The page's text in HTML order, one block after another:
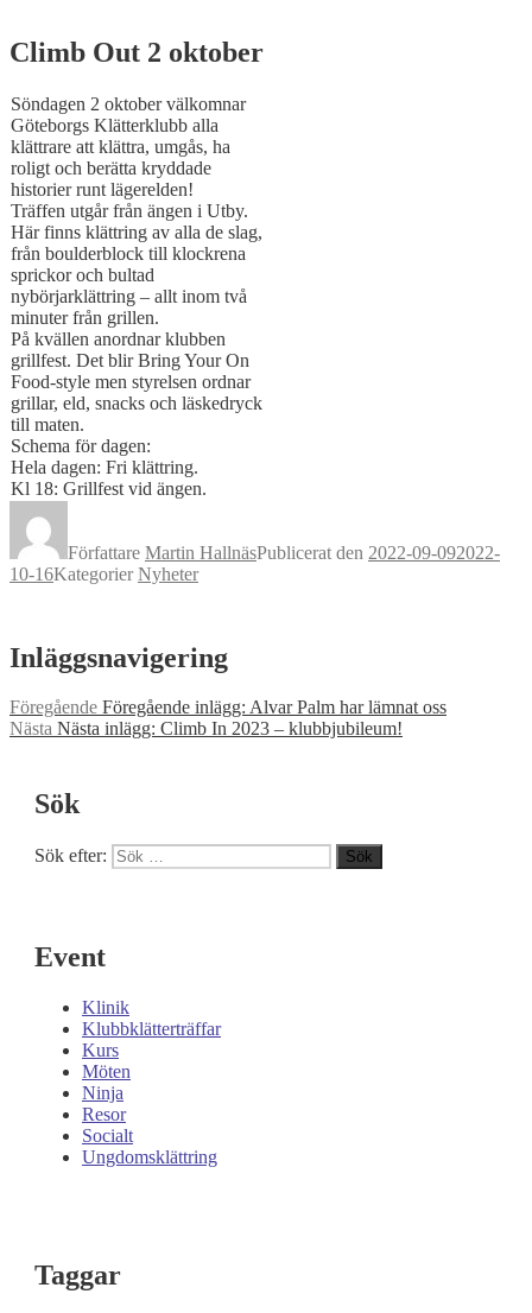
Climb Out 2 oktober
Söndagen 2 oktober välkomnar
Göteborgs Klätterklubb alla
klättrare att klättra, umgås, ha
roligt och berätta kryddade
historier runt lägerelden!
Träffen utgår från ängen i Utby.
Här finns klättring av alla de slag,
från boulderblock till klockrena
sprickor och bultad
nybörjarklättring – allt inom två
minuter från grillen.
På kvällen anordnar klubben
grillfest. Det blir Bring Your On
Food-style men styrelsen ordnar
grillar, eld, snacks och läskedryck
till maten.
Schema för dagen:
Hela dagen: Fri klättring.
Kl 18: Grillfest vid ängen.
Författare Martin HallnäsPublicerat den 2022-09-092022-
10-16KategorierNyheter
Inläggsnavigering
Föregående Föregående inlägg: Alvar Palm har lämnat oss
Nästa Nästa inlägg: Climb In 2023 – klubbjubileum!
Sök
Sök efter: Sök
Event
Klinik
Klubbklätterträffar
Kurs
Möten
Ninja
Resor
Socialt
Ungdomsklättring
Taggar